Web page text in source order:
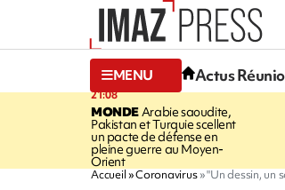
MENU Actus
21:08
MONDE Arabie saoudite,
Pakistan et Turquie scellent
un pacte de défense en
pleine guerre au Moyen-
Orient
Accueil Coronavirus "Un dessin, un